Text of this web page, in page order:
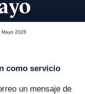
Mayo 2026
como servicio
un mensaje de